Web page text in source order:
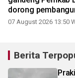
dorong
07 August 2026 13:50
Berita